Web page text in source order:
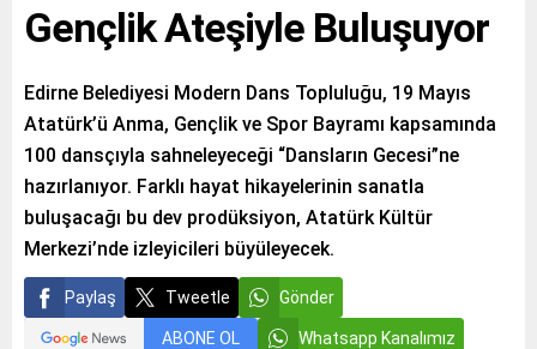
Gençlik Ateşiyle Buluşuyor
Edirne Belediyesi Modern Dans Topluluğu, 19 Mayıs
Atatürk’ü Anma, Gençlik ve Spor Bayramı kapsamında
100 dansçıyla sahneleyeceği “Dansların Gecesi”ne
hazırlanıyor. Farklı hayat hikayelerinin sanatla
buluşacağı bu dev prodüksiyon, Atatürk Kültür
Merkezi’nde izleyicileri büyüleyecek.
Paylaş Tweetle Gönder
ABONE OL Whatsapp Kanalımız